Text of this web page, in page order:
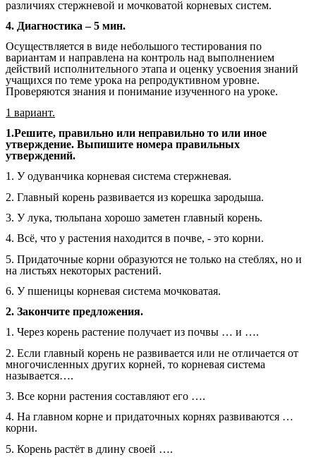
различиях стержневой и мочковатой корневых систем.
4. Диагностика – 5 мин.
Осуществляется в виде небольшого тестирования по
вариантам и направлена на контроль над выполнением
действий исполнительного этапа и оценку усвоения знаний
учащихся по теме урока на репродуктивном уровне.
Проверяются знания и понимание изученного на уроке.
1 вариант.
1.Решите, правильно или неправильно то или иное
утверждение. Выпишите номера правильных
утверждений.
1. У одуванчика корневая система стержневая.
2. Главный корень развивается из корешка зародыша.
3. У лука, тюльпана хорошо заметен главный корень.
4. Всё, что у растения находится в почве, - это корни.
5. Придаточные корни образуются не только на стеблях, но и
на листьях некоторых растений.
6. У пшеницы корневая система мочковатая.
2. Закончите предложения.
1. Через корень растение получает из почвы … и ….
2. Если главный корень не развивается или не отличается от
многочисленных других корней, то корневая система
называется….
3. Все корни растения составляют его ….
4. На главном корне и придаточных корнях развиваются …
корни.
5. Корень растёт в длину своей ….